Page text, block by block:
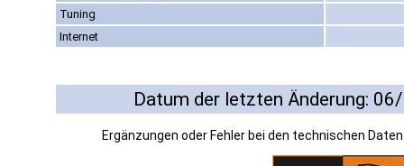
Tuning
Internet
Datum der letzten Änderung:
Ergänzungen oder Fehler bei den technischen